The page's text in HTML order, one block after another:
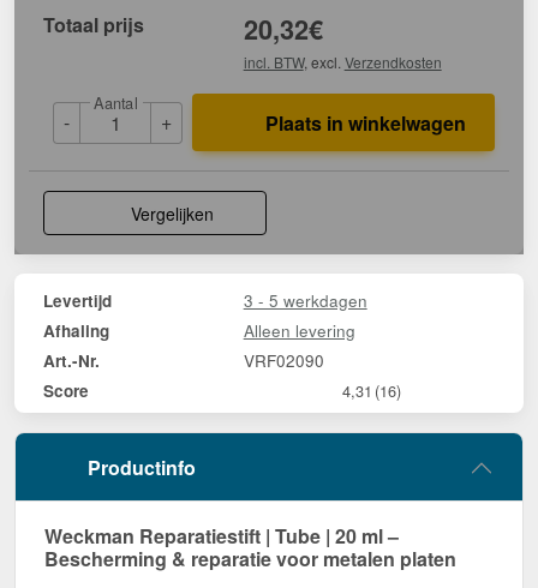
Totaal prijs 20,32€
incl. BTW, excl. Verzendkosten
-
Aantal
+ Plaats in winkelwagen
Vergelijken
Levertijd 3 - 5 werkdagen
Afhaling Alleen levering
Art.-Nr. VRF02090
Score 4,31 (16)
Productinfo
Weckman Reparatiestift | Tube | 20 ml –
Bescherming & reparatie voor metalen platen